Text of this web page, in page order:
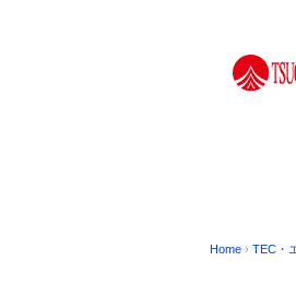
Home › TEC・